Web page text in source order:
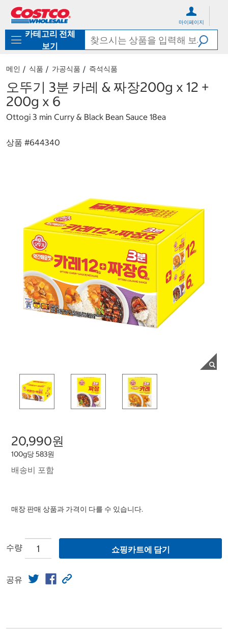
로
기
가
마이페이지
카테고리 전체
보기
메인 식품 가공식품 즉석식품
오뚜기 3분 카레 & 짜장200g x 12 +
200g x 6
Ottogi 3 min Curry & Black Bean Sauce 18ea
상품 #644340
20,990원
100g당 583원
배송비 포함
매장 판매 상품과 가격이 다를 수 있습니다.
수량 쇼핑카트에 담기
공유